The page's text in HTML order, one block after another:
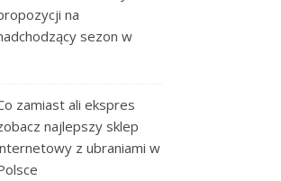
na
sezon w
zamiast ali ekspres
najlepszy sklep
z ubraniami w